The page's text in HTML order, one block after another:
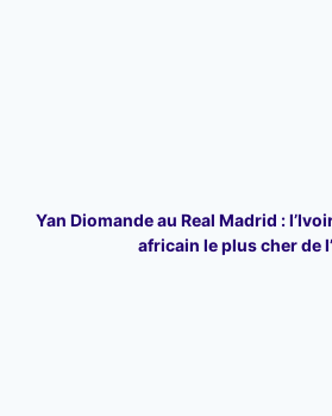
Yan Diomande au Real Madrid :
africain le plus cher de